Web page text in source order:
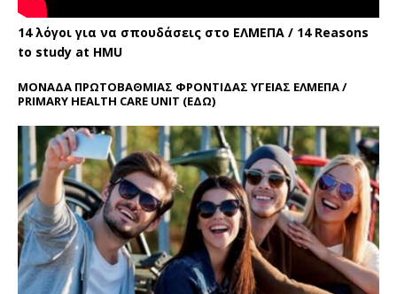
14 λόγοι για να σπουδάσεις στο ΕΛΜΕΠΑ / 14 Reasons
to study at HMU
ΜΟΝΑΔΑ ΠΡΩΤΟΒΑΘΜΙΑΣ ΦΡΟΝΤΙΔΑΣ ΥΓΕΙΑΣ ΕΛΜΕΠΑ /
PRIMARY HEALTH CARE UNIT (ΕΔΩ)